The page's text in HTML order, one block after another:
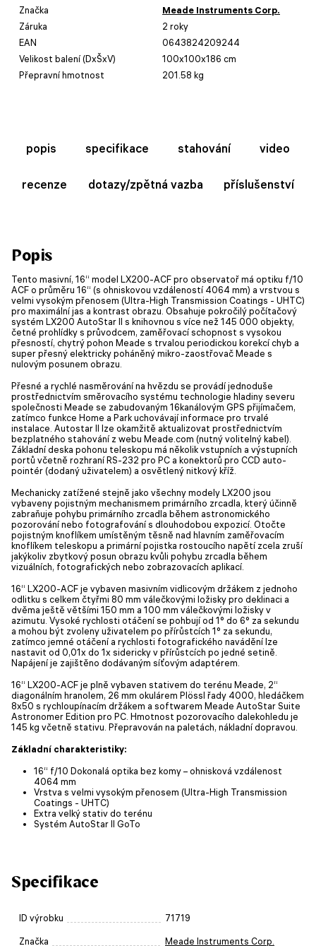
Značka
Meade Instruments Corp.
Záruka
2 roky
EAN
0643824209244
Velikost balení (DxŠxV)
100x100x186 cm
Přepravní hmotnost
201.58 kg
popis specifikace stahování video
recenze dotazy/zpětná vazba příslušenství
Popis
Tento masivní, 16“ model LX200-ACF pro observatoř má optiku f/10
ACF o průměru 16“ (s ohniskovou vzdáleností 4064 mm) a vrstvou s
velmi vysokým přenosem (Ultra-High Transmission Coatings - UHTC)
pro maximální jas a kontrast obrazu. Obsahuje pokročilý počítačový
systém LX200 AutoStar II s knihovnou s více než 145 000 objekty,
četné prohlídky s průvodcem, zaměřovací schopnost s vysokou
přesností, chytrý pohon Meade s trvalou periodickou korekcí chyb a
super přesný elektricky poháněný mikro-zaostřovač Meade s
nulovým posunem obrazu.
Přesné a rychlé nasměrování na hvězdu se provádí jednoduše
prostřednictvím směrovacího systému technologie hladiny severu
společnosti Meade se zabudovaným 16kanálovým GPS přijímačem,
zatímco funkce Home a Park uchovávají informace pro trvalé
instalace. Autostar II lze okamžitě aktualizovat prostřednictvím
bezplatného stahování z webu Meade.com (nutný volitelný kabel).
Základní deska pohonu teleskopu má několik vstupních a výstupních
portů včetně rozhraní RS-232 pro PC a konektorů pro CCD auto-
pointér (dodaný uživatelem) a osvětlený nitkový kříž.
Mechanicky zatížené stejně jako všechny modely LX200 jsou
vybaveny pojistným mechanismem primárního zrcadla, který účinně
zabraňuje pohybu primárního zrcadla během astronomického
pozorování nebo fotografování s dlouhodobou expozicí. Otočte
pojistným knoflíkem umístěným těsně nad hlavním zaměřovacím
knoflíkem teleskopu a primární pojistka rostoucího napětí zcela zruší
jakýkoliv zbytkový posun obrazu kvůli pohybu zrcadla během
vizuálních, fotografických nebo zobrazovacích aplikací.
16“ LX200-ACF je vybaven masivním vidlicovým držákem z jednoho
odlitku s celkem čtyřmi 80 mm válečkovými ložisky pro deklinaci a
dvěma ještě většími 150 mm a 100 mm válečkovými ložisky v
azimutu. Vysoké rychlosti otáčení se pohbují od 1° do 6° za sekundu
a mohou být zvoleny uživatelem po přírůstcích 1° za sekundu,
zatímco jemné otáčení a rychlosti fotografického navádění lze
nastavit od 0,01x do 1x sidericky v přírůstcích po jedné setině.
Napájení je zajištěno dodávaným síťovým adaptérem.
16“ LX200-ACF je plně vybaven stativem do terénu Meade, 2“
diagonálním hranolem, 26 mm okulárem Plössl řady 4000, hledáčkem
8x50 s rychloupínacím držákem a softwarem Meade AutoStar Suite
Astronomer Edition pro PC. Hmotnost pozorovacího dalekohledu je
145 kg včetně stativu. Přepravován na paletách, nákladní dopravou.
Základní charakteristiky:
16“ f/10 Dokonalá optika bez komy – ohnisková vzdálenost
4064 mm
Vrstva s velmi vysokým přenosem (Ultra-High Transmission
Coatings - UHTC)
Extra velký stativ do terénu
Systém AutoStar II GoTo
Specifikace
ID výrobku 71719
Značka Meade Instruments Corp.